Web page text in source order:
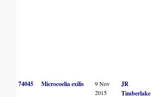
74045 Microcoelia exilis
9 Nov
2015
JR
Timberlake